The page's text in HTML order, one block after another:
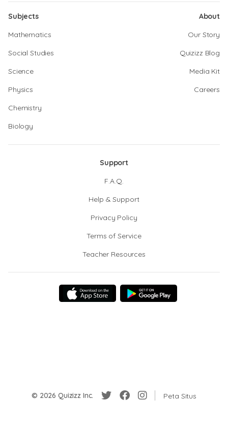
Subjects
Mathematics
Social Studies
Science
Physics
Chemistry
Biology
About
Our Story
Quizizz Blog
Media Kit
Careers
Support
F.A.Q.
Help & Support
Privacy Policy
Terms of Service
Teacher Resources
© 2026 Quizizz Inc. Peta Situs